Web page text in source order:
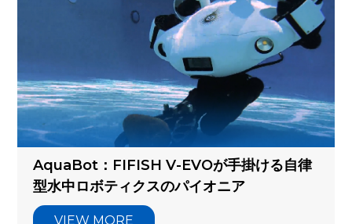
AquaBot：FIFISH V-EVOが手掛ける自律
型水中ロボティクスのパイオニア
VIEW MORE